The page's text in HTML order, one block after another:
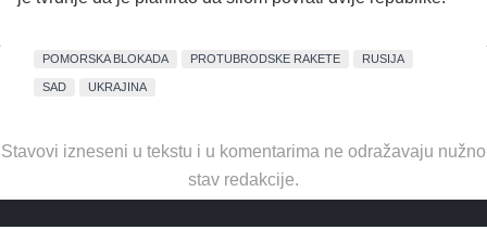
POMORSKA BLOKADA PROTUBRODSKE RAKETE RUSIJA
SAD UKRAJINA
Stavovi izneseni u tekstu i u komentarima ne odražavaju nužno
stav redakcije.